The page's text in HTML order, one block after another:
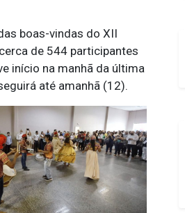
boas-vindas do XII
de 544 participantes
início na manhã da última
até amanhã (12).